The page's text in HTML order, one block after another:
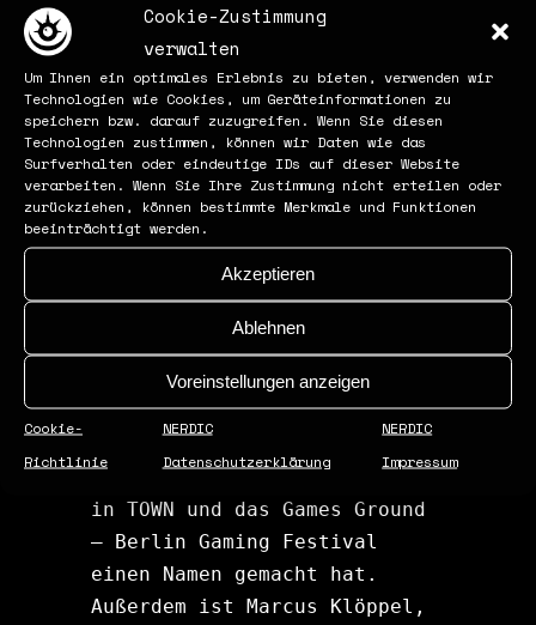
Cookie-Zustimmung
verwalten
Um Ihnen ein optimales Erlebnis zu bieten, verwenden wir
Technologien wie Cookies, um Geräteinformationen zu
speichern bzw. darauf zuzugreifen. Wenn Sie diesen
Technologien zustimmen, können wir Daten wie das
Surfverhalten oder eindeutige IDs auf dieser Website
verarbeiten. Wenn Sie Ihre Zustimmung nicht erteilen oder
zurückziehen, können bestimmte Merkmale und Funktionen
beeinträchtigt werden.
Akzeptieren
Ablehnen
Voreinstellungen anzeigen
Cookie-
Richtlinie
NERDIC
Datenschutzerklärung
NERDIC
Impressum
WER STECKT HINTER
DER NERDICON?
Hinter der NERDICon steht ein
erfahrenes Team aus der
Veranstaltungsbranche:
NERDIC, eine Agentur für
Gaming-Events, Marketing und
Projekte wie die Tour NERDIC
in TOWN und das Games Ground
– Berlin Gaming Festival
einen Namen gemacht hat.
Außerdem ist Marcus Klöppel,